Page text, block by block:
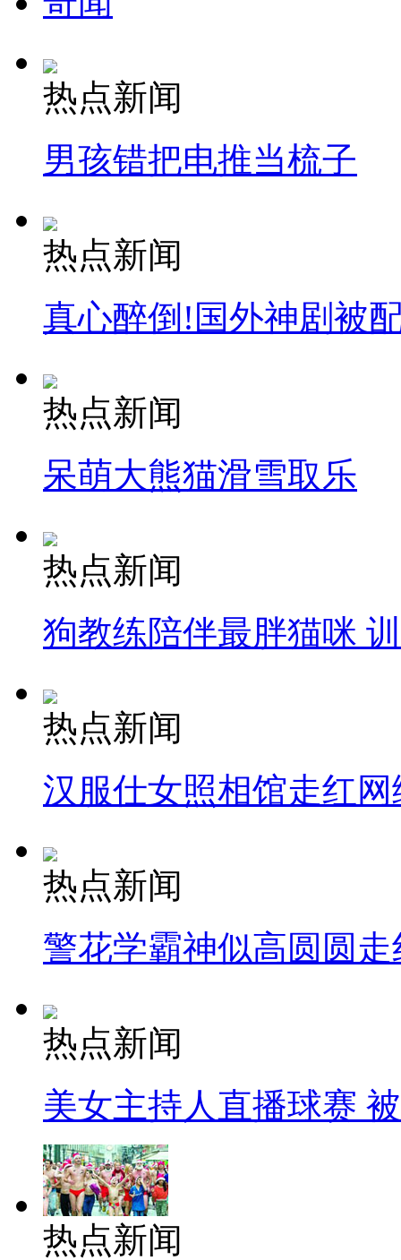
热点新闻
男孩错把电推当梳子
热点新闻
真心醉倒!国外神剧被
热点新闻
呆萌大熊猫滑雪取乐
热点新闻
狗教练陪伴最胖猫咪
热点新闻
汉服仕女照相馆走红网
热点新闻
警花学霸神似高圆圆走
热点新闻
美女主持人直播球赛
热点新闻